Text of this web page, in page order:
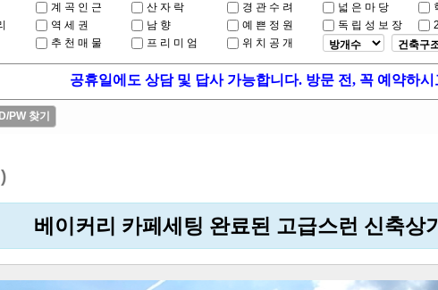
계곡인근 산자락 경관수려 넓은마당
역세권 남향 예쁜정원 독립성보장
추천매물 프리미엄 위치공개
공휴일에도 상담 및 답사 가능합니다. 방문 전, 꼭 예약하시
ID/PW 찾기
베이커리 카페세팅 완료된 고급스런 신축상